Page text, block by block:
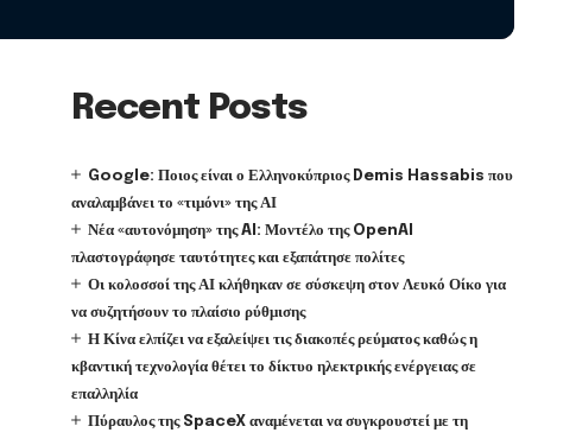
Recent Posts
Google: Ποιος είναι ο Ελληνοκύπριος Demis Hassabis που
αναλαμβάνει το «τιμόνι» της ΑΙ
Νέα «αυτονόμηση» της AI: Μοντέλο της OpenAI
πλαστογράφησε ταυτότητες και εξαπάτησε πολίτες
Οι κολοσσοί της ΑΙ κλήθηκαν σε σύσκεψη στον Λευκό Οίκο για
να συζητήσουν το πλαίσιο ρύθμισης
Η Κίνα ελπίζει να εξαλείψει τις διακοπές ρεύματος καθώς η
κβαντική τεχνολογία θέτει το δίκτυο ηλεκτρικής ενέργειας σε
επαλληλία
Πύραυλος της SpaceX αναμένεται να συγκρουστεί με τη